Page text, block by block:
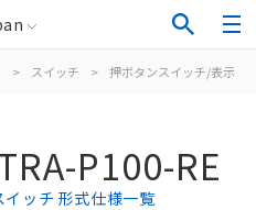
> スイッチ > 押ボタンスイッチ/表示灯
P100-RE
ッチ 形式仕様一覧